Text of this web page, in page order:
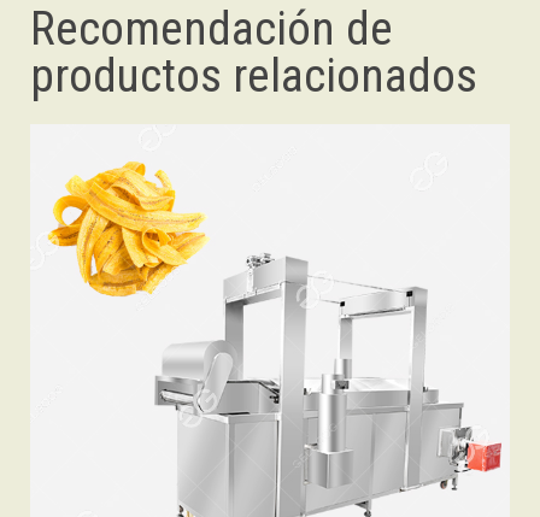
Recomendación de
productos relacionados